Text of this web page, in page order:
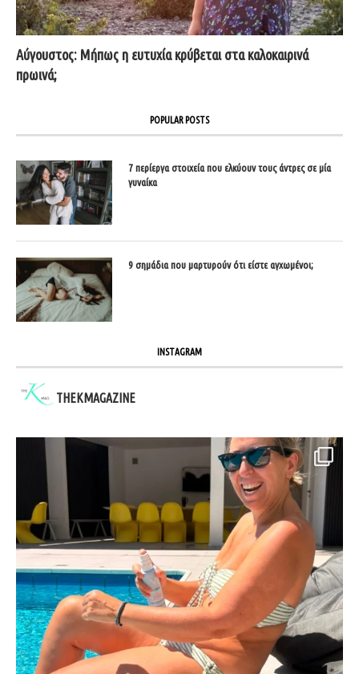
Αύγουστος: Μήπως η ευτυχία κρύβεται στα καλοκαιρινά
πρωινά;
POPULAR POSTS
7 περίεργα στοιχεία που ελκύουν τους άντρες σε μία
γυναίκα
9 σημάδια που μαρτυρούν ότι είστε αγχωμένοι;
INSTAGRAM
THEKMAGAZINE